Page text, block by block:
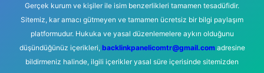
Gerçek kurum ve kişiler ile isim benzerlikleri tamamen tesadüfidir.
Sitemiz, kar amacı gütmeyen ve tamamen ücretsiz bir bilgi paylaşım
platformudur. Hukuka ve yasal düzenlemelere aykırı olduğunu
düşündüğünüz içerikleri, backlinkpanelicomtr@gmail.comadresine
bildirmeniz halinde, ilgili içerikler yasal süre içerisinde sitemizden